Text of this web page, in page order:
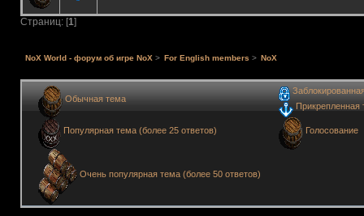
Страниц: [1]
NoX World - форум об игре NoX> For English members > NoX
Обычная тема
Популярная тема (более 25 ответов)
Очень популярная тема (более 50 ответов)
Прикрепленная
Голосование